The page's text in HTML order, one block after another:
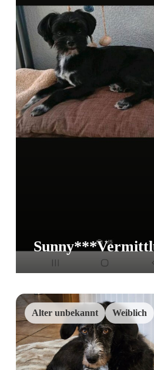
Alter unbekannt Weiblich